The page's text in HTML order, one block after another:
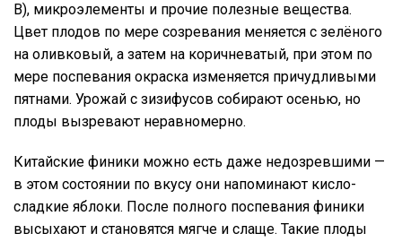
B), микроэлементы и прочие полезные вещества.
Цвет плодов по мере созревания меняется с зелёного
на оливковый, а затем на коричневатый, при этом по
мере поспевания окраска изменяется причудливыми
пятнами. Урожай с зизифусов собирают осенью, но
плоды вызревают неравномерно.
Китайские финики можно есть даже недозревшими —
в этом состоянии по вкусу они напоминают кисло-
сладкие яблоки. После полного поспевания финики
высыхают и становятся мягче и слаще. Такие плоды